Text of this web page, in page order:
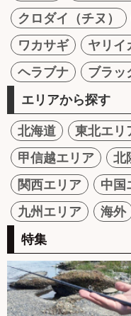
クロダイ（チヌ）
ワカサギ
ヤリイ
ヘラブナ
ブラッ
エリアから探す
北海道 東北エリ
甲信越エリア
北
関西エリア
中国
九州エリア
海外
特集